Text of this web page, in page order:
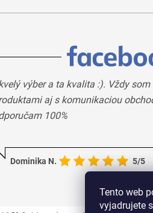
Tento web
vyjadrujete
výber a ta kvalita :). Vždy
aj s komunikaciou
100%
Dominika N. 5/5